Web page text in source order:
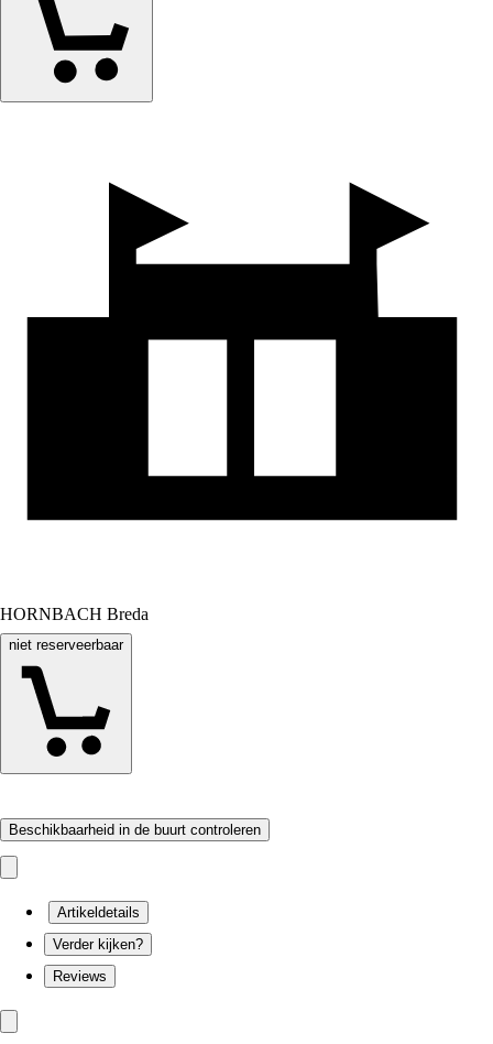
HORNBACH Breda
niet reserveerbaar
Beschikbaarheid in de buurt controleren
Artikeldetails
Verder kijken?
Reviews